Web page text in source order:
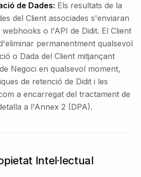
de Dades: Els resultats de la
del Client associades s'enviaran
o l'API de Didit. El Client
permanentment qualsevol
o Dada del Client mitjançant
Negoci en qualsevol moment,
de retenció de Didit i les
a encarregat del tractament de
a l'Annex 2 (DPA).
Intel·lectual